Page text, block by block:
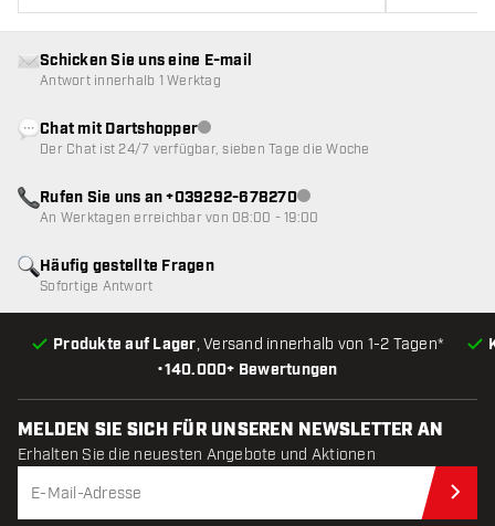
•140.000+ Bewertungen
Produkte auf Lager, Versand innerhalb von 1-2 Tagen*
Häufig gestellte Fragen
Sofortige Antwort
Schicken Sie uns eine E-mail
Antwort innerhalb 1 Werktag
Chat mit DartshopperKundenservice nicht verfügbar
Der Chat ist 24/7 verfügbar, sieben Tage die Woche
Rufen Sie uns an +039292-678270Kundenservice nicht
An Werktagen erreichbar von 08:00 - 19:00
MELDEN SIE SICH FÜR UNSEREN NEWSLETTER AN
Erhalten Sie die neuesten Angebote und Aktionen